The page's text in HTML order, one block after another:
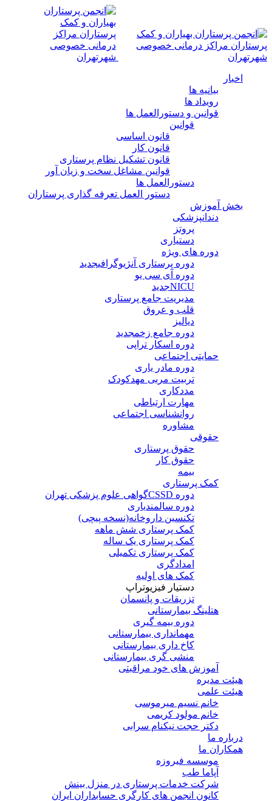
اخبار
بیانیه ها
رویداد ها
قوانین و دستورالعمل ها
قوانین
قانون اساسی
قانون کار
قانون تشکیل نظام پرستاری
قوانین مشاغل سخت و زیان آور
دستورالعمل ها
دستور العمل تعرفه گذاری پرستاران
بخش آموزش
دندانپزشکی
پروتز
دستیاری
دوره های ویژه
دوره پرستاری آنژیوگرافیجدید
دوره آی سی یو
NICUجدید
مدیریت جامع پرستاری
قلب و عروق
دیالیز
دوره جامع زخمجدید
دوره اسکار تراپی
حمایتی اجتماعی
دوره مادر یاری
تربیت مربی مهدکودک
مددکاری
مهارت ارتباطی
روانشناسی اجتماعی
مشاوره
حقوقی
حقوق پرستاری
حقوق کار
بیمه
کمک پرستاری
دوره CSSD
گواهی علوم پزشکی تهران
دوره سالمندیاری
تکنسین داروخانه(نسخه پیچی)
کمک پرستاری شش ماهه
کمک پرستاری یک ساله
کمک پرستاری تکمیلی
امدادگری
کمک های اولیه
دستیار فیزیوتراپ
تزریقات و پانسمان
هتلینگ بیمارستانی
دوره بیمه گیری
مهمانداری بیمارستانی
کاخ داری بیمارستانی
منشی گری بیمارستانی
آموزش های خود مراقبتی
هیئت مدیره
هیئت علمی
خانم نسیم میرموسی
خانم مولود کریمی
دکتر حجت نیکنام سرابی
درباره ما
همکاران ما
موسسه فیروزه
آپاما طب
شرکت خدمات پرستاری در منزل بینش
کانون انجمن های کارگری حسابداران ایران